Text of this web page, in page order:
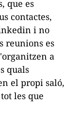
que es
contactes,
i no
reunions es
a
quals
el propi saló,
les que